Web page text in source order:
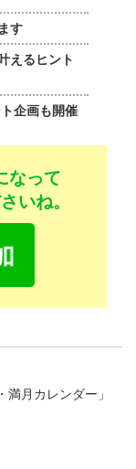
す
えるヒント
企画も開催
なって
いね。
満月カレンダー 」